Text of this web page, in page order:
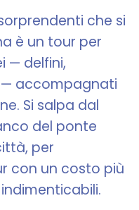
che si
è un tour per
— delfini,
accompagnati
Si salpa dal
del ponte
per
con un costo più